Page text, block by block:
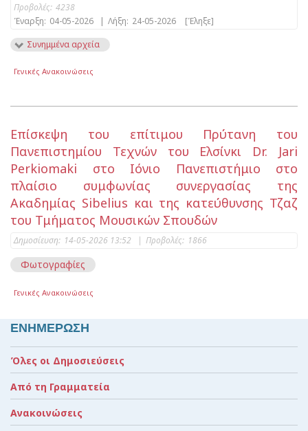
Προβολές: 4238
Έναρξη: 04-05-2026 | Λήξη: 24-05-2026
[Έληξε]
Συνημμένα αρχεία
Γενικές Ανακοινώσεις
Επίσκεψη του επίτιμου Πρύτανη του
Πανεπιστημίου Τεχνών του Ελσίνκι Dr. Jari
Perkiomaki στο Ιόνιο Πανεπιστήμιο στο
πλαίσιο συμφωνίας συνεργασίας της
Ακαδημίας Sibelius και της κατεύθυνσης Τζαζ
του Τμήματος Μουσικών Σπουδών
Δημοσίευση: 14-05-2026 13:52 | Προβολές: 1866
Φωτογραφίες
Γενικές Ανακοινώσεις
ΕΝΗΜΕΡΩΣΗ
Όλες οι Δημοσιεύσεις
Από τη Γραμματεία
Ανακοινώσεις